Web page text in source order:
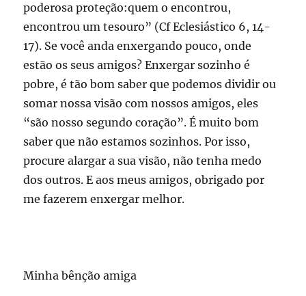
poderosa proteção:quem o encontrou,
encontrou um tesouro” (Cf Eclesiástico 6, 14-
17). Se você anda enxergando pouco, onde
estão os seus amigos? Enxergar sozinho é
pobre, é tão bom saber que podemos dividir ou
somar nossa visão com nossos amigos, eles
“são nosso segundo coração”. É muito bom
saber que não estamos sozinhos. Por isso,
procure alargar a sua visão, não tenha medo
dos outros. E aos meus amigos, obrigado por
me fazerem enxergar melhor.
Minha bênção amiga